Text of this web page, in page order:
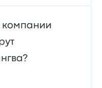
компании